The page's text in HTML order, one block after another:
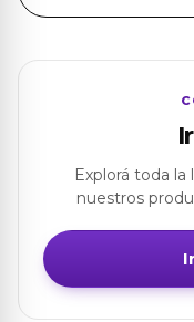
Explorá toda
nuestros